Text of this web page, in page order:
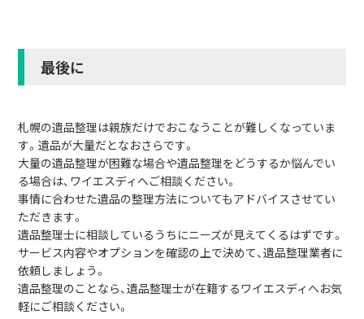
最後に
札幌の遺品整理は親族だけでおこなうことが難しくなっていま
す。遺品が大量だとなおさらです。
大量の遺品整理が困難な場合や遺品整理をどうするか悩んでい
る場合は、ワイエスディへご相談ください。
事情に合わせた遺品の整理方法についてもアドバイスさせてい
ただきます。
遺品整理士に相談しているうちにニーズが見えてくるはずです。
サービス内容やオプションを確認の上で決めて、遺品整理業者に
依頼しましょう。
遺品整理のことなら、遺品整理士が在籍するワイエスディへお気
軽にご相談ください。